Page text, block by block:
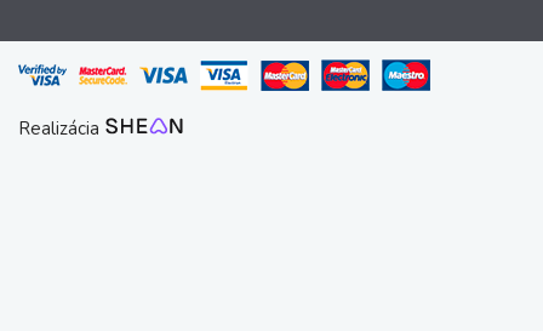
Realizácia